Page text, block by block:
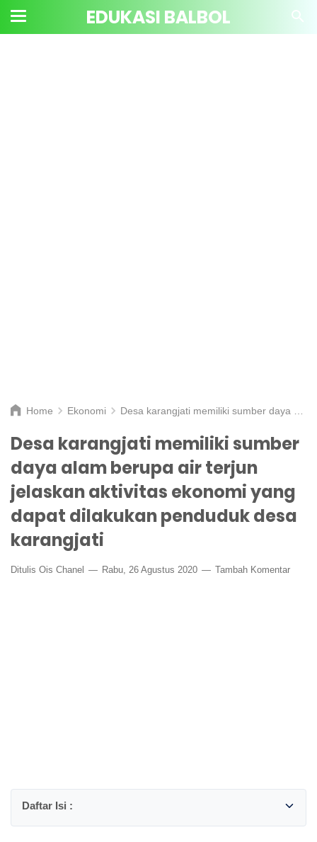
EDUKASI BALBOL
Home Ekonomi Desa karangjati memiliki sumber daya alam berupa air terjun jelaskan aktivitas ekonomi yang dapat dilakukan penduduk desa karangjati
Desa karangjati memiliki sumber
daya alam berupa air terjun
jelaskan aktivitas ekonomi yang
dapat dilakukan penduduk desa
karangjati
Ditulis Ois Chanel Rabu, 26 Agustus 2020 Tambah Komentar